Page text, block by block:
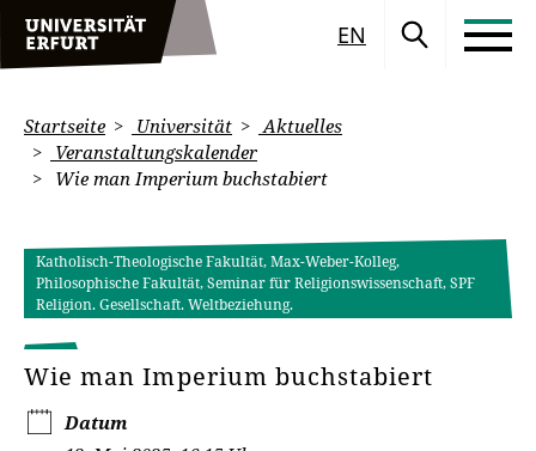
EN
Startseite Universität
Aktuelles
Veranstaltungskalender
Wie man Imperium buchstabiert
Katholisch-Theologische Fakultät, Max-Weber-Kolleg,
Philosophische Fakultät, Seminar für Religionswissenschaft, SPF
Religion. Gesellschaft. Weltbeziehung.
Wie man Imperium buchstabiert
Datum